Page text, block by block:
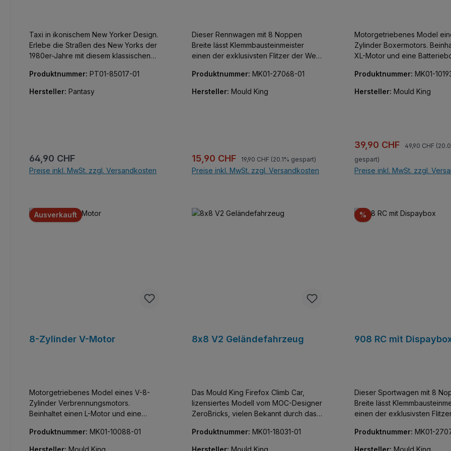
Taxi in ikonischem New Yorker Design.
Erlebe die Straßen des New Yorks der
1980er-Jahre mit diesem klassischen
Details wie dem ikonischen Dachlicht,
dem Kühlerhauben-Emblem und dem
schwarz-weißen Schachbrettmuster.
Produktnummer: PT01-85017-01
Hersteller: Pantasy
Regulärer Preis:
64,90 CHF
Preise inkl. MwSt. zzgl. Versandkosten
Dieser Rennwagen mit 8 Noppen
Breite lässt Klemmbausteinmeister
einen der exklusivsten Flitzer der Welt
detailgetreue Nachbildung eines
Ferrari 488 Pista. Faszinierend aus
jedem Blickwinkel und geeignet zum
aus jedem Blickwinkel und geeignet
zum Ausstellen oder für spannende
Die Serie umfasst weitere Modelle, alle
Produktnummer: MK01-27068-01
Hersteller: Mould King
Verkaufspreis:
15,90 CHF Regulärer Preis:
19,90 CHF (20.1% gespart)
Preise inkl. MwSt. zzgl. Versandkosten
Motorgetriebenes Model
Zylinder Boxermotors.
XL-Motor und eine
Produktnummer: MK01-
Hersteller: Mould King
Verkaufspreis:
39,90 CHF Regulärer Preis:
49,90 CHF
gespart)
Preise inkl. MwSt. zzgl.
Ausverkauft
8-Zylinder V-Motor
Motorgetriebenes Model eines V-8-
Zylinder Verbrennungsmotors.
Beinhaltet einen L-Motor und eine
Produktnummer: MK01-10088-01
Hersteller: Mould King
8x8 V2 Geländefahrzeug
Das Mould King Firefox Climb Car,
lizensiertes Modell vom MOC-Designer
ZeroBricks, vielen Bekannt durch das
zum G700 ist dies jedoch ein Technic-
Modell für Einsteiger. Nicht weniger als
Produktnummer: MK01-18031-01
Hersteller: Mould King
% Rabatt
908 RC mit
Dieser Sportwagen mit 8
Breite lässt
einen der exklusivsten
detailgetreue Nachbildung
Peugeot 908. Faszinierend
Produktnummer: MK01-
Hersteller: Mould King